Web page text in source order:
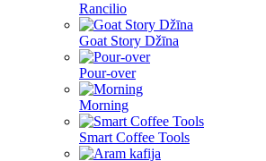
Rancilio
Goat Story Džīna
Pour-over
Morning
Smart Coffee Tools